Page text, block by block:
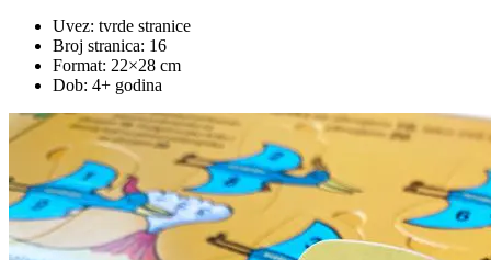
Uvez: tvrde stranice
Broj stranica: 16
Format: 22×28 cm
Dob: 4+ godina